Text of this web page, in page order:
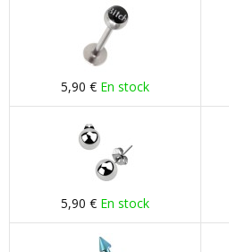
5,90 € En stock
5,90 € En stock